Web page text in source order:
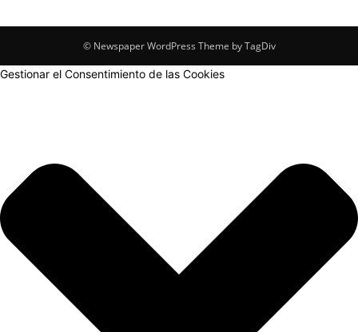
© Newspaper WordPress Theme by TagDiv
Gestionar el Consentimiento de las Cookies